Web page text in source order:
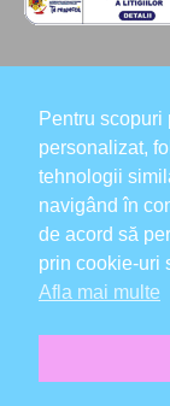
Copyright ©
Pentru scopuri
personalizat,
tehnologii
navigând în
de acord să
prin cookie-uri
Afla mai multe